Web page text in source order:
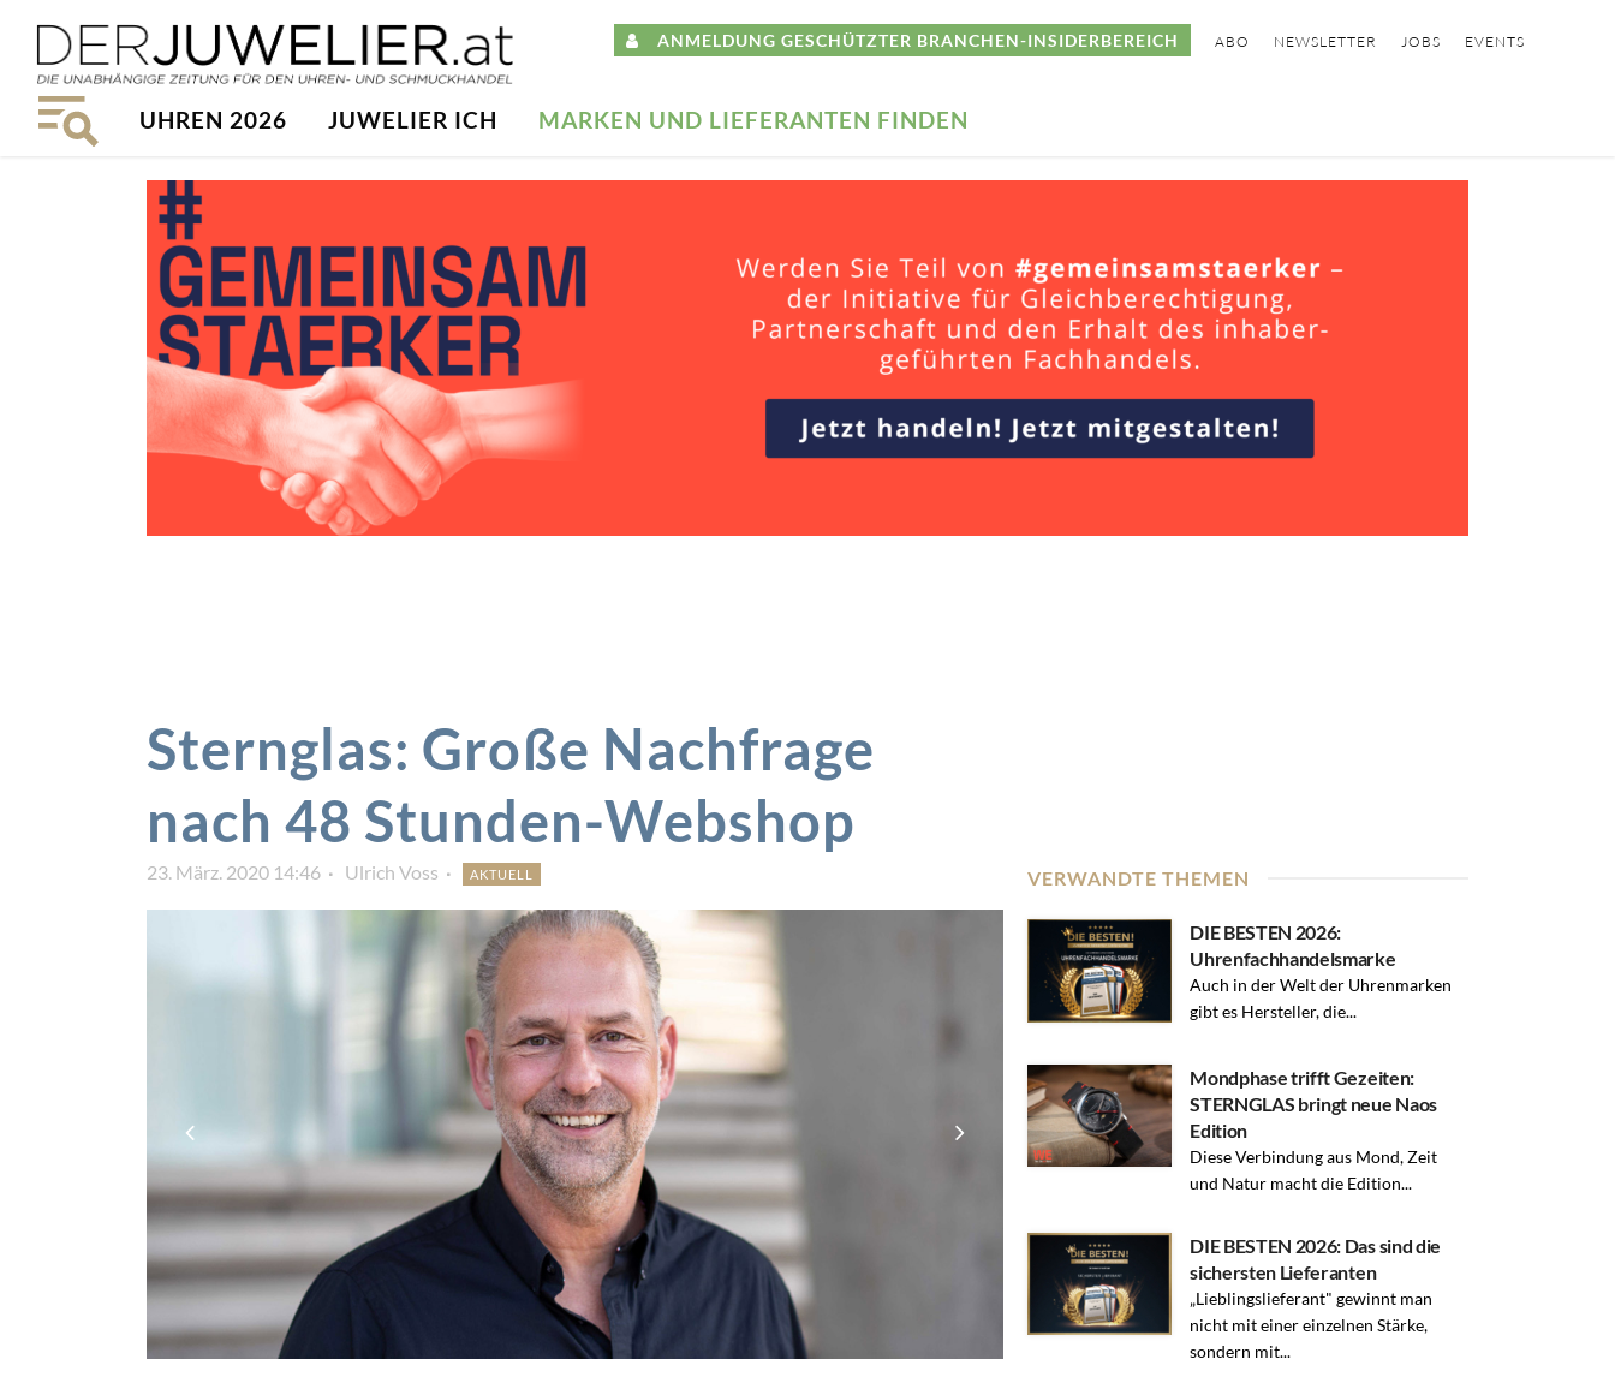
ANMELDUNG GESCHÜTZTER BRANCHEN-INSIDERBEREICH ABO NEWSLETTER JOBS EVENTS
UHREN 2026 JUWELIER ICH MARKEN UND LIEFERANTEN FINDEN
Sternglas: Große Nachfrage
nach 48 Stunden-Webshop
23. März. 2020 14:46 Ulrich Voss AKTUELL VERWANDTE THEMEN
DIE BESTEN 2026:
Uhrenfachhandelsmarke
Auch in der Welt der Uhrenmarken
gibt es Hersteller, die...
Mondphase trifft Gezeiten:
STERNGLAS bringt neue Naos
Edition
Diese Verbindung aus Mond, Zeit
und Natur macht die Edition...
DIE BESTEN 2026: Das sind die
sichersten Lieferanten
„Lieblingslieferant" gewinnt man
nicht mit einer einzelnen Stärke,
sondern mit...